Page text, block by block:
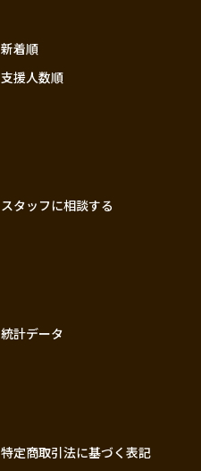
新着順
支援人数順
スタッフに相談する
統計データ
特定商取引法に基づく表記